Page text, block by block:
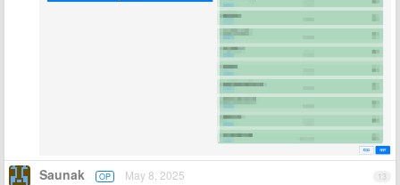
13
Saunak OP May 8, 2025